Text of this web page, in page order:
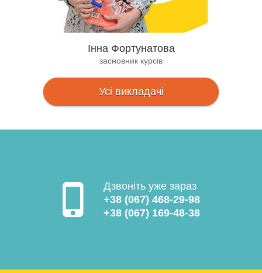
Інна Фортунатова
засновник курсів
Усі викладачі
Дзвоніть уже зараз
+38 (067) 468-29-98
+38 (067) 169-48-38